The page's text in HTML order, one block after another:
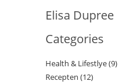
Elisa Dupree
Categories
Health & Lifestlye(9)
Recepten (12)